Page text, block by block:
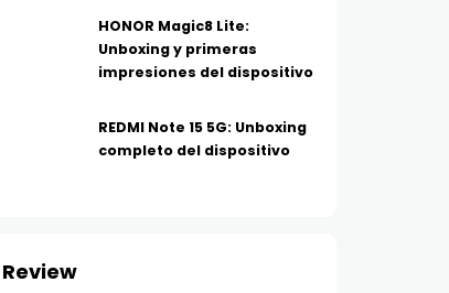
HONOR Magic8 Lite:
Unboxing y primeras
impresiones del dispositivo
REDMI Note 15 5G: Unboxing
completo del dispositivo
Review